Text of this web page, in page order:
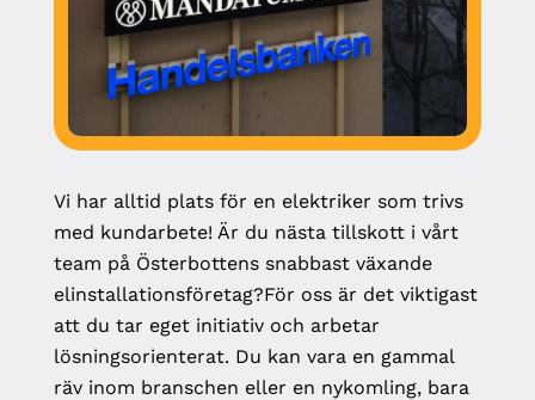
Vi har alltid plats för en elektriker som trivs
med kundarbete! Är du nästa tillskott i vårt
team på Österbottens snabbast växande
elinstallationsföretag?För oss är det viktigast
att du tar eget initiativ och arbetar
lösningsorienterat. Du kan vara en gammal
räv inom branschen eller en nykomling, bara